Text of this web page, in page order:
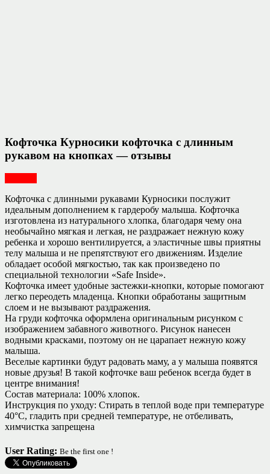
Кофточка Курносики кофточка с длинным
рукавом на кнопках — отзывы
Кофточка с длинными рукавами Курносики послужит
идеальным дополнением к гардеробу малыша. Кофточка
изготовлена из натурального хлопка, благодаря чему она
необычайно мягкая и легкая, не раздражает нежную кожу
ребенка и хорошо вентилируется, а эластичные швы приятны
телу малыша и не препятствуют его движениям. Изделие
обладает особой мягкостью, так как произведено по
специальной технологии «Safe Inside».
Кофточка имеет удобные застежки-кнопки, которые помогают
легко переодеть младенца. Кнопки обработаны защитным
слоем и не вызывают раздражения.
На груди кофточка оформлена оригинальным рисунком с
изображением забавного животного. Рисунок нанесен
водными красками, поэтому он не царапает нежную кожу
малыша.
Веселые картинки будут радовать маму, а у малыша появятся
новые друзья! В такой кофточке ваш ребенок всегда будет в
центре внимания!
Состав материала: 100% хлопок.
Инструкция по уходу: Стирать в теплой воде при температуре
40°С, гладить при средней температуре, не отбеливать,
химчистка запрещена
User Rating: Be the first one !